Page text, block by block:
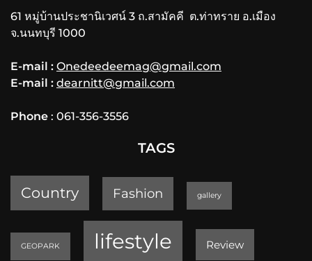
61 หมู่บ้านประชานิเวศน์ 3 ถ.สามัคคี ต.ท่าทราย อ.เมือง
จ.นนทบุรี 1000
E-mail : Onedeedeemag@gmail.com
E-mail : dearnitt@gmail.com
Phone : 061-356-3556
TAGS
Country Fashion gallery
GEOPARK lifestyle Review